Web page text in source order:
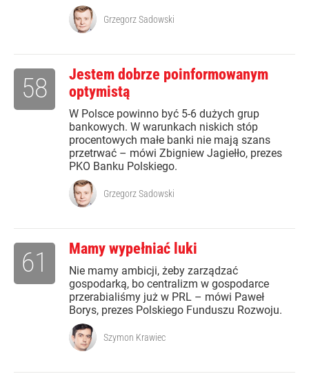
Grzegorz Sadowski
Jestem dobrze poinformowanym
optymistą
W Polsce powinno być 5-6 dużych grup
bankowych. W warunkach niskich stóp
procentowych małe banki nie mają szans
przetrwać – mówi Zbigniew Jagiełło, prezes
PKO Banku Polskiego.
58
Grzegorz Sadowski
Mamy wypełniać luki
Nie mamy ambicji, żeby zarządzać
gospodarką, bo centralizm w gospodarce
przerabialiśmy już w PRL – mówi Paweł
Borys, prezes Polskiego Funduszu Rozwoju.
61
Szymon Krawiec